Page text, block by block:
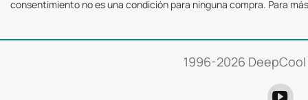
consentimiento no es una condición para ninguna compra. Para
1996-2026